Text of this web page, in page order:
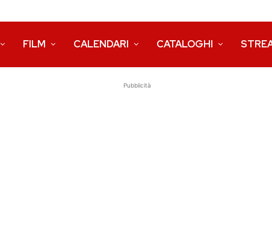
FILM CALENDARI CATALOGHI
Pubblicità